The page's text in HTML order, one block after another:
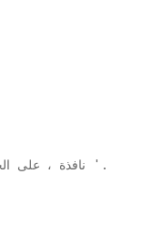
نافذة ، على '.